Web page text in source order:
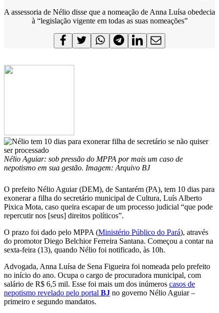
A assessoria de Nélio disse que a nomeação de Anna Luísa obedecia
à “legislação vigente em todas as suas nomeações”
Nélio Aguiar: sob pressão do MPPA por mais um caso de
nepotismo em sua gestão. Imagem: Arquivo BJ
O prefeito Nélio Aguiar (DEM), de Santarém (PA), tem 10 dias para
exonerar a filha do secretário municipal de Cultura, Luís Alberto
Pixica Mota, caso queira escapar de um processo judicial “que pode
repercutir nos [seus] direitos políticos”.
O prazo foi dado pelo MPPA (Ministério Público do Pará), através
do promotor Diego Belchior Ferreira Santana. Começou a contar na
sexta-feira (13), quando Nélio foi notificado, às 10h.
Advogada, Anna Luísa de Sena Figueira foi nomeada pelo prefeito
no início do ano. Ocupa o cargo de procuradora municipal, com
salário de R$ 6,5 mil. Esse foi mais um dos inúmeros casos de
nepotismo revelado pelo portal BJ no governo Nélio Aguiar –
primeiro e segundo mandatos.